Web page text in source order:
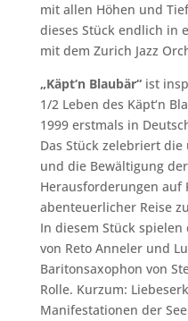
mit allen Höhen und
dieses Stück endlich in
mit dem Zurich Jazz
„Käpt‘n Blaubär“ist
1/2 Leben des Käpt‘n
1999 erstmals in
Das Stück zelebriert
und die Bewältigung
Herausforderungen auf
abenteuerlicher Reise
In diesem Stück
von Reto Anneler und
Baritonsaxophon von
Rolle. Kurzum:
Manifestationen der